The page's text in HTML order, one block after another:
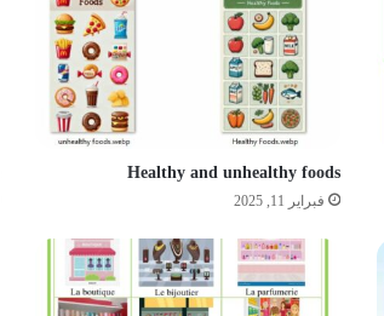
Healthy and unhealthy foods
فبراير 11, 2025